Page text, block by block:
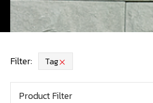
Filter: Tag
Product Filter